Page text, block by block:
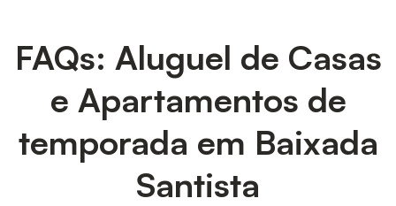
FAQs: Aluguel de Casas
e Apartamentos de
temporada em Baixada
Santista